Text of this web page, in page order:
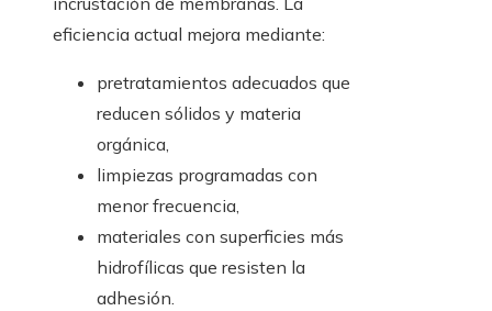
eficiencia actual mejora mediante:
pretratamientos adecuados que
reducen sólidos y materia
orgánica,
limpiezas programadas con
menor frecuencia,
materiales con superficies más
hidrofílicas que resisten la
adhesión.